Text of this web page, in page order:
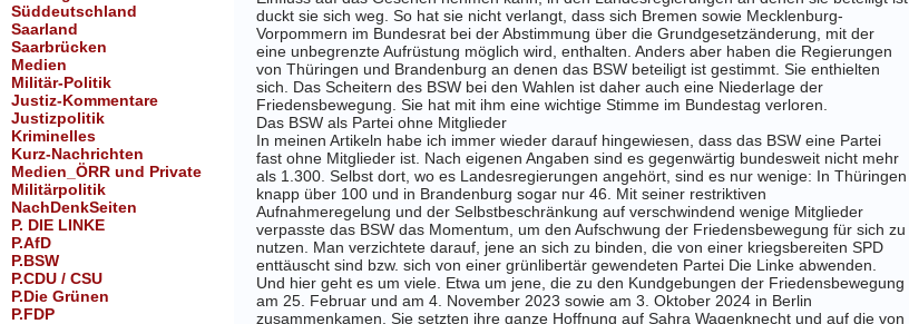
Süddeutschland
Saarland
Saarbrücken
Medien
Militär-Politik
Justiz-Kommentare
Justizpolitik
Kriminelles
Kurz-Nachrichten
Medien_ÖRR und Private
Militärpolitik
NachDenkSeiten
P. DIE LINKE
P.AfD
P.BSW
P.CDU / CSU
P.Die Grünen
P.FDP
duckt sie sich weg. So hat sie nicht verlangt, dass sich Bremen sowie Mecklenburg-
Vorpommern im Bundesrat bei der Abstimmung über die Grundgesetzänderung, mit der
eine unbegrenzte Aufrüstung möglich wird, enthalten. Anders aber haben die Regierungen
von Thüringen und Brandenburg an denen das BSW beteiligt ist gestimmt. Sie enthielten
sich. Das Scheitern des BSW bei den Wahlen ist daher auch eine Niederlage der
Friedensbewegung. Sie hat mit ihm eine wichtige Stimme im Bundestag verloren.
Das BSW als Partei ohne Mitglieder
In meinen Artikeln habe ich immer wieder darauf hingewiesen, dass das BSW eine Partei
fast ohne Mitglieder ist. Nach eigenen Angaben sind es gegenwärtig bundesweit nicht mehr
als 1.300. Selbst dort, wo es Landesregierungen angehört, sind es nur wenige: In Thüringen
knapp über 100 und in Brandenburg sogar nur 46. Mit seiner restriktiven
Aufnahmeregelung und der Selbstbeschränkung auf verschwindend wenige Mitglieder
verpasste das BSW das Momentum, um den Aufschwung der Friedensbewegung für sich zu
nutzen. Man verzichtete darauf, jene an sich zu binden, die von einer kriegsbereiten SPD
enttäuscht sind bzw. sich von einer grünlibertär gewendeten Partei Die Linke abwenden.
Und hier geht es um viele. Etwa um jene, die zu den Kundgebungen der Friedensbewegung
am 25. Februar und am 4. November 2023 sowie am 3. Oktober 2024 in Berlin
zusammenkamen. Sie setzten ihre ganze Hoffnung auf Sahra Wagenknecht und auf die von